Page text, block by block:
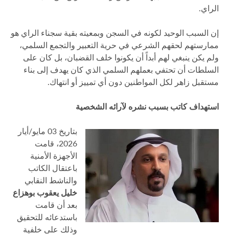
الراي.
إن السبب الوحيد لكونه في السجن وبمعيته بقية سجناء الراي هو
ممارستهم لحقهم الشرعي في حرية التعبير والتجمع السلمي،
ولم يكن ينبغي لهم أبداً أن يكونوا خلف القضبان، بل كان على
السلطات أن تحتفي بعملهم السلمي الذي كان يهدف إلى بناء
مستقبل زاهر لكل المواطنين دون أي تمييز أو انتهاك.
استهداف كاتب بسبب نشره لآرائه الشخصية
بتاريخ 03 مايو/أيار
2026، قامت
الأجهزة الأمنية
باعتقال الكاتب
والناشط النقابي
خليل يعقوب بوهزاع
بعد أن قامت
باستدعائه للتحقيق
وذلك على خلفية